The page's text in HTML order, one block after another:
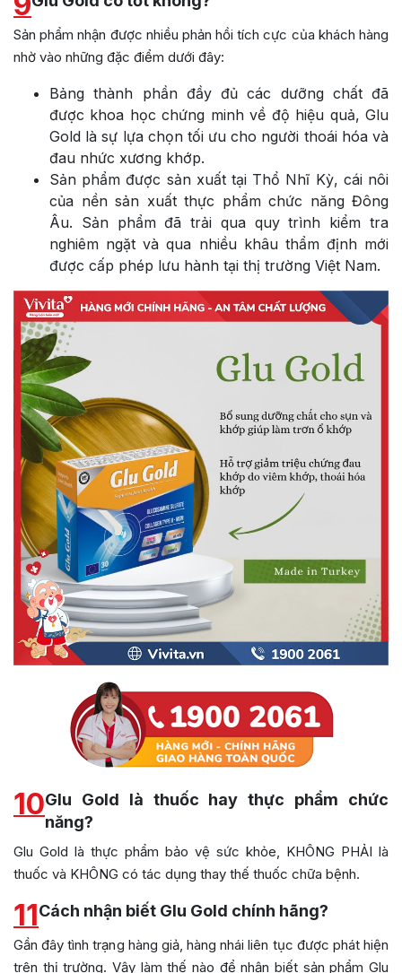
Sản phẩm nhận được nhiều phản hồi tích cực của khách hàng
nhờ vào những đặc điểm dưới đây:
Bảng thành phần đầy đủ các dưỡng chất đã
được khoa học chứng minh về độ hiệu quả, Glu
Gold là sự lựa chọn tối ưu cho người thoái hóa và
đau nhức xương khớp.
Sản phẩm được sản xuất tại Thổ Nhĩ Kỳ, cái nôi
của nền sản xuất thực phẩm chức năng Đông
Âu. Sản phẩm đã trải qua quy trình kiểm tra
nghiêm ngặt và qua nhiều khâu thẩm định mới
được cấp phép lưu hành tại thị trường Việt Nam.
10Glu Gold là thuốc hay thực phẩm chức
năng?
Glu Gold là thực phẩm bảo vệ sức khỏe, KHÔNG PHẢI là
thuốc và KHÔNG có tác dụng thay thế thuốc chữa bệnh.
11Cách nhận biết Glu Gold chính hãng?
Gần đây tình trạng hàng giả, hàng nhái liên tục được phát hiện
trên thị trường. Vậy làm thế nào để nhận biết sản phẩm Glu